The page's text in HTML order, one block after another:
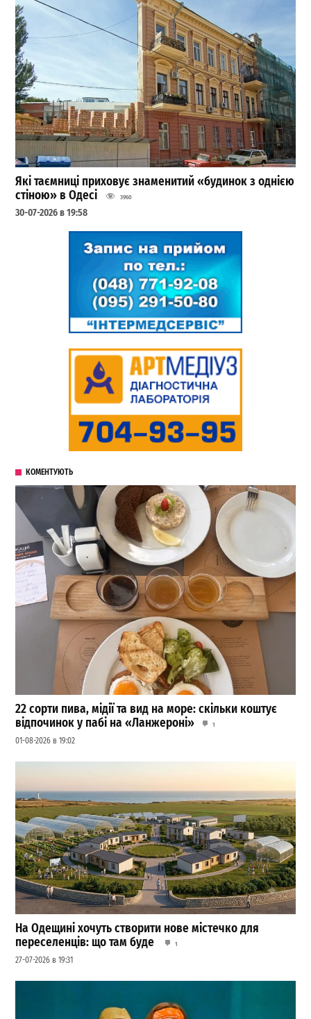
Які таємниці приховує знаменитий «будинок з однією
стіною» в Одесі
3960
30-07-2026 в 19:58
КОМЕНТУЮТЬ
22 сорти пива, мідії та вид на море: скільки коштує
відпочинок у пабі на «Ланжероні»
1
01-08-2026 в 19:02
На Одещині хочуть створити нове містечко для
переселенців: що там буде
1
27-07-2026 в 19:31